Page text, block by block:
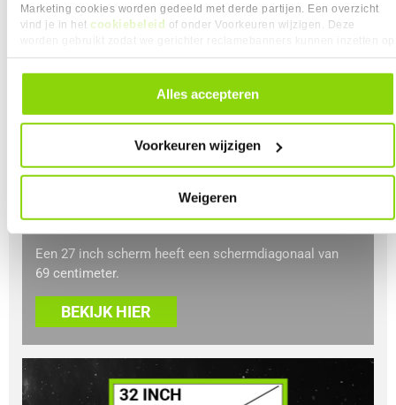
Marketing cookies worden gedeeld met derde partijen. Een overzicht
vind je in het cookiebeleid of onder Voorkeuren wijzigen. Deze
andere websites. In onze cookievoorkeuren vind je een overzicht van
alle cookies. Je kunt je gegeven toestemming altijd intrekken, dit doe je
door in de footer van onze website te klikken op ‘Cookievoorkeuren’
Alles accepteren
Voorkeuren wijzigen
Weigeren
27 inch monitor
Dit is een formaat wat goed gebruikt kan worden voor
zowel werken als gamen. Doordat het formaat de
gulden middenweg is voor velen, is dit een populaire
keuze. Je kunt net wat meer zien op een 27 inch
scherm dan een 24 inch scherm.
Een 27 inch scherm heeft een schermdiagonaal van
69 centimeter.
BEKIJK HIER